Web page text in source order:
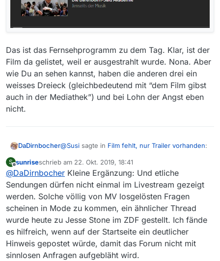
Das ist das Fernsehprogramm zu dem Tag. Klar, ist der
Film da gelistet, weil er ausgestrahlt wurde. Nona. Aber
wie Du an sehen kannst, haben die anderen drei ein
weisses Dreieck (gleichbedeutend mit “dem Film gibst
auch in der Mediathek”) und bei Lohn der Angst eben
nicht.
DaDirnbocher@Susi sagte in Film fehlt, nur Trailer vorhanden:
Sorry… die Antwort kann ich nicht
nachvollziehen. In der Mediathek weißt der
Link eindeutig aufgenommen gesamten
Film (147 min) trotzdem erscheint nur der
Trailer.
Geht mir ähnlich, in dem von Dir geposteten Link
steht eindeutig “Trailer (1 min.)”
S
Offline
sunriseschrieb am 22. Okt. 2019, 18:41
zuletzt editiert von
@DaDirnbocher Kleine Ergänzung: Und etliche
Sendungen dürfen nicht einmal im Livestream gezeigt
werden. Solche völlig von MV losgelösten Fragen
scheinen in Mode zu kommen, ein ähnlicher Thread
wurde heute zu Jesse Stone im ZDF gestellt. Ich fände
es hilfreich, wenn auf der Startseite ein deutlicher
Hinweis gepostet würde, damit das Forum nicht mit
sinnlosen Anfragen aufgebläht wird.